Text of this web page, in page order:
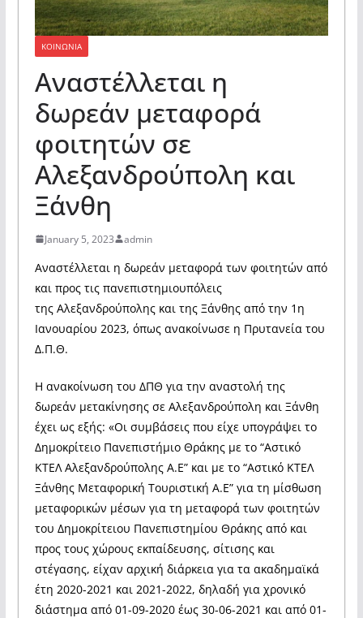
ΚΟΙΝΩΝΙΑ
Αναστέλλεται η
δωρεάν μεταφορά
φοιτητών σε
Αλεξανδρούπολη και
Ξάνθη
January 5, 2023 admin
Αναστέλλεται η δωρεάν μεταφορά των φοιτητών από
και προς τις πανεπιστημιουπόλεις
της Αλεξανδρούπολης και της Ξάνθης από την 1η
Ιανουαρίου 2023, όπως ανακοίνωσε η Πρυτανεία του
Δ.Π.Θ.
Η ανακοίνωση του ΔΠΘ για την αναστολή της
δωρεάν μετακίνησης σε Αλεξανδρούπολη και Ξάνθη
έχει ως εξής: «Οι συμβάσεις που είχε υπογράψει το
Δημοκρίτειο Πανεπιστήμιο Θράκης με το “Αστικό
ΚΤΕΛ Αλεξανδρούπολης Α.Ε” και με το “Αστικό ΚΤΕΛ
Ξάνθης Μεταφορική Τουριστική Α.Ε” για τη μίσθωση
μεταφορικών μέσων για τη μεταφορά των φοιτητών
του Δημοκρίτειου Πανεπιστημίου Θράκης από και
προς τους χώρους εκπαίδευσης, σίτισης και
στέγασης, είχαν αρχική διάρκεια για τα ακαδημαϊκά
έτη 2020-2021 και 2021-2022, δηλαδή για χρονικό
διάστημα από 01-09-2020 έως 30-06-2021 και από 01-